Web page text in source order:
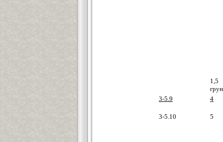
1,5
3-5.9
4
3-5.10 5